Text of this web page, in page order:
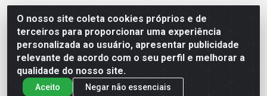
O nosso site coleta cookies próprios e de
terceiros para proporcionar uma experiência
personalizada ao usuário, apresentar publicidade
relevante de acordo com o seu perfil e melhorar a
qualidade do nosso site.
Aceito Negar não essenciais
MR Distribuidora - Rua Hortêncio Ribeiro de Luna, 3777 -
Distrito Industrial, João Pessoa/PB - CEP 58081-400 -
CNPJ 35.428.312/0001-85